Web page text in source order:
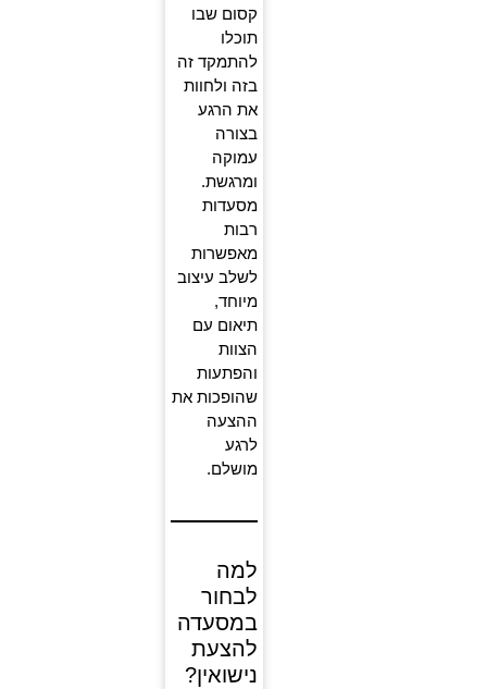
קסום שבו
תוכלו
להתמקד זה
בזה ולחוות
את הרגע
בצורה
עמוקה
ומרגשת.
מסעדות
רבות
מאפשרות
לשלב עיצוב
מיוחד,
תיאום עם
הצוות
והפתעות
שהופכות את
ההצעה
לרגע
מושלם.
למה
לבחור
במסעדה
להצעת
נישואין?